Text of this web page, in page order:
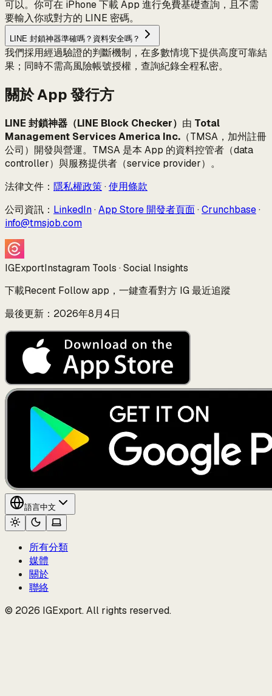
可以。你可在 iPhone 下載 App 進行免費基礎查詢，且不需
要輸入你或對方的 LINE 密碼。
LINE 封鎖神器準確嗎？資料安全嗎？
我們採用經過驗證的判斷機制，在多數情境下提供高度可靠結
果；同時不需高風險帳號授權，查詢紀錄全程私密。
關於 App 發行方
LINE 封鎖神器（LINE Block Checker） 由 Total
Management Services America Inc. （TMSA，加州註冊
公司）開發與營運。TMSA 是本 App 的資料控管者（data
controller）與服務提供者（service provider）。
法律文件： 隱私權政策·使用條款
公司資訊： LinkedIn·App Store 開發者頁面·Crunchbase·
info@tmsjob.com
IGExportInstagram Tools · Social Insights
下載Recent Follow app，一鍵查看對方 IG 最近追蹤
最後更新：2026年8月4日
語言中文
所有分類
媒體
關於
聯絡
© 2026 IGExport. All rights reserved.